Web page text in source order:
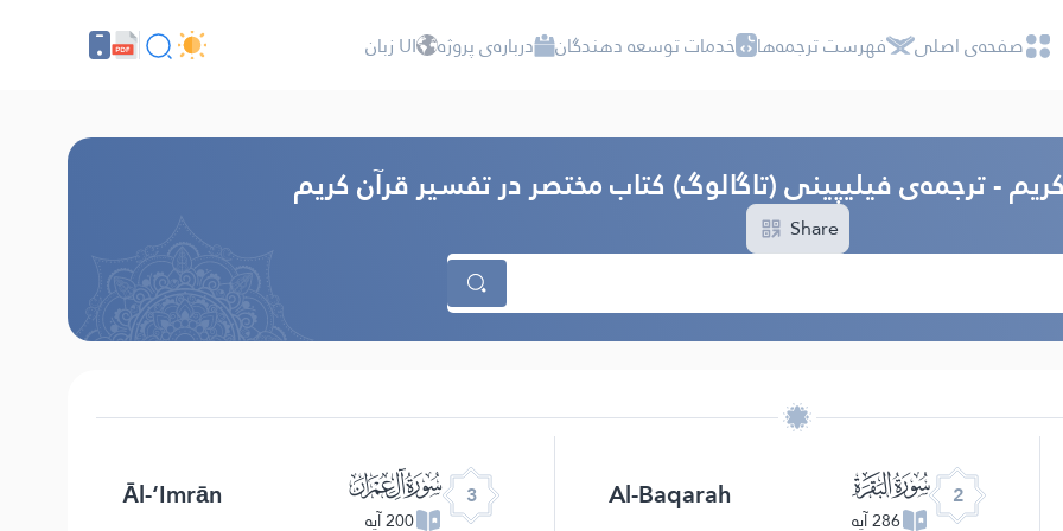
صفحه‌ى اصلى فهرست ترجمه‌ها خدمات توسعه دهندگان درباره‌ى پروژه UI زبان
- ترجمه‌ى فیلیپینی (تاگالوگ) كتاب مختصر در تفسير قرآن كريم
Share
2 ﮎ
286 آیه
Al-Baqarah
3 ﮏ
200 آیه
Āl-‘Imrān